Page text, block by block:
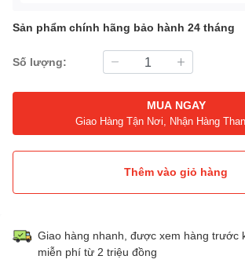
Sản phẩm chính hãng bảo hành 24 tháng
Số lượng:
MUA NGAY
Giao Hàng Tận Nơi, Nhận Hàng
Thêm vào giỏ hàng
Giao hàng nhanh, được xem hàng trước
miễn phí từ 2 triệu đồng